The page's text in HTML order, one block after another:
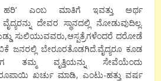
ಹರಿ’ ಎಂಬ ಮಾತಿಗೆ ಇವತ್ತು ಅರ್ಥ
ದೇವರ ಸ್ಥಾನದಲ್ಲಿ ನೋಡುವುದಿಲ್ಲ.
ಸುಲಿಯುವವರು,ಆಸ್ಪತ್ರೆಗಳೆಂದರೆ ದರೋಡೆ
ಜನರಲ್ಲಿ ಬೇರೂರತೊಡಗಿದೆ.ವೈದ್ಯರೂ ಕೂಡ
ವೃತ್ತಿಯನ್ನು ಸೇವೆಯೆಂದು
ರೂಪಾಯಿ ಖರ್ಚು ಮಾಡಿ, ಎಂಟು-ಹತ್ತು ವರ್ಷ